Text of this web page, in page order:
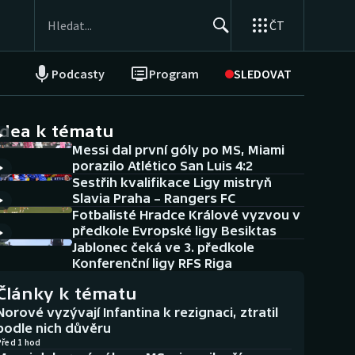
ČT
Podcasty Program SLEDOVAT
NEPŘEHLÉDNĚTE
Historické návraty
Aplikace ČT sport
AZ kvíz
k tématu
Messi dal první góly po MS, Miami
porazilo Atlético San Luis 4:2
Sestřih kvalifikace Ligy mistryň
Slavia Praha – Rangers FC
Fotbalisté Hradce Králové vyzvou v
předkole Evropské ligy Besiktas
Jablonec čeká ve 3. předkole
Konferenční ligy RFS Riga
k tématu
vyzývají Infantina k rezignaci, ztratil
nich důvěru
1 hod